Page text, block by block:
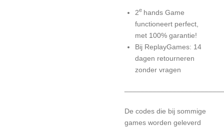
2e hands Game
functioneert perfect,
met 100% garantie!
Bij ReplayGames: 14
dagen retourneren
zonder vragen
De codes die bij sommige
games worden geleverd